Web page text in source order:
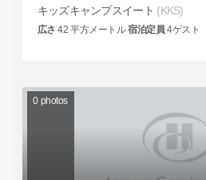
キッズキャンプスイート (KKS)
広さ 42 平方メートル宿泊定員 4ゲスト
0 photos